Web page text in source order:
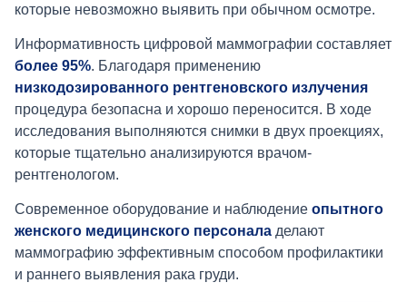
которые невозможно выявить при обычном осмотре.
Информативность цифровой маммографии составляет
более 95%. Благодаря применению
низкодозированного рентгеновского излучения
процедура безопасна и хорошо переносится. В ходе
исследования выполняются снимки в двух проекциях,
которые тщательно анализируются врачом-
рентгенологом.
Современное оборудование и наблюдение опытного
женского медицинского персонала делают
маммографию эффективным способом профилактики
и раннего выявления рака груди.